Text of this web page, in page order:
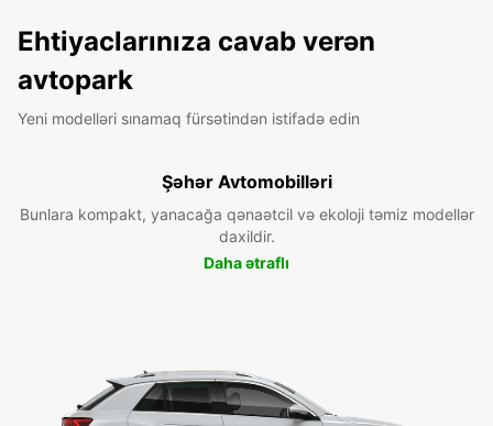
Ehtiyaclarınıza cavab verən
avtopark
Yeni modelləri sınamaq fürsətindən istifadə edin
Şəhər Avtomobilləri
Bunlara kompakt, yanacağa qənaətcil və ekoloji təmiz modellər
daxildir.
Daha ətraflı